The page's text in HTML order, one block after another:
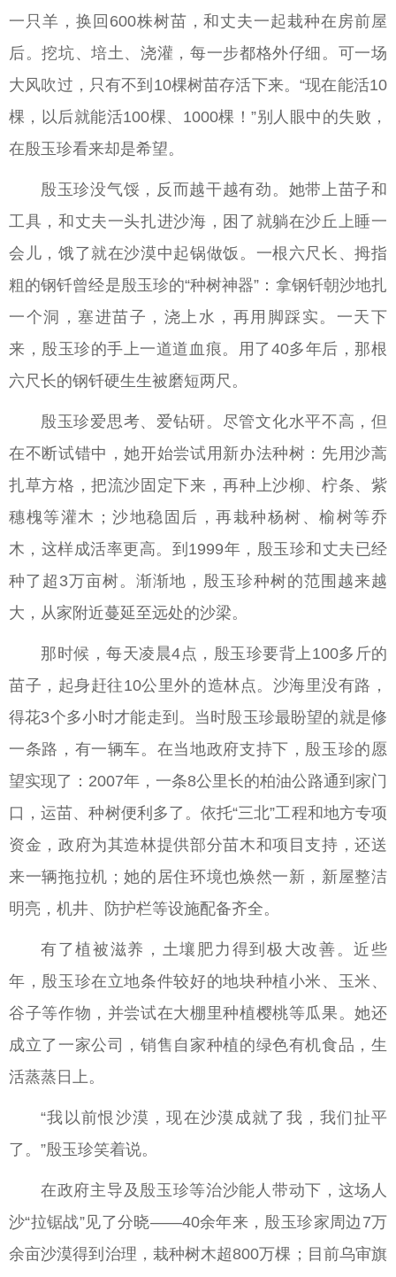
一只羊，换回600株树苗，和丈夫一起栽种在房前屋
后。挖坑、培土、浇灌，每一步都格外仔细。可一场
大风吹过，只有不到10棵树苗存活下来。“现在能活10
棵，以后就能活100棵、1000棵！”别人眼中的失败，
在殷玉珍看来却是希望。
殷玉珍没气馁，反而越干越有劲。她带上苗子和
工具，和丈夫一头扎进沙海，困了就躺在沙丘上睡一
会儿，饿了就在沙漠中起锅做饭。一根六尺长、拇指
粗的钢钎曾经是殷玉珍的“种树神器”：拿钢钎朝沙地扎
一个洞，塞进苗子，浇上水，再用脚踩实。一天下
来，殷玉珍的手上一道道血痕。用了40多年后，那根
六尺长的钢钎硬生生被磨短两尺。
殷玉珍爱思考、爱钻研。尽管文化水平不高，但
在不断试错中，她开始尝试用新办法种树：先用沙蒿
扎草方格，把流沙固定下来，再种上沙柳、柠条、紫
穗槐等灌木；沙地稳固后，再栽种杨树、榆树等乔
木，这样成活率更高。到1999年，殷玉珍和丈夫已经
种了超3万亩树。渐渐地，殷玉珍种树的范围越来越
大，从家附近蔓延至远处的沙梁。
那时候，每天凌晨4点，殷玉珍要背上100多斤的
苗子，起身赶往10公里外的造林点。沙海里没有路，
得花3个多小时才能走到。当时殷玉珍最盼望的就是修
一条路，有一辆车。在当地政府支持下，殷玉珍的愿
望实现了：2007年，一条8公里长的柏油公路通到家门
口，运苗、种树便利多了。依托“三北”工程和地方专项
资金，政府为其造林提供部分苗木和项目支持，还送
来一辆拖拉机；她的居住环境也焕然一新，新屋整洁
明亮，机井、防护栏等设施配备齐全。
有了植被滋养，土壤肥力得到极大改善。近些
年，殷玉珍在立地条件较好的地块种植小米、玉米、
谷子等作物，并尝试在大棚里种植樱桃等瓜果。她还
成立了一家公司，销售自家种植的绿色有机食品，生
活蒸蒸日上。
“我以前恨沙漠，现在沙漠成就了我，我们扯平
了。”殷玉珍笑着说。
在政府主导及殷玉珍等治沙能人带动下，这场人
沙“拉锯战”见了分晓——40余年来，殷玉珍家周边7万
余亩沙漠得到治理，栽种树木超800万棵；目前乌审旗